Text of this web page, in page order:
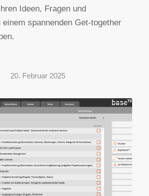
Ideen, Fragen und
einem spannenden Get-together
20. Februar 2025